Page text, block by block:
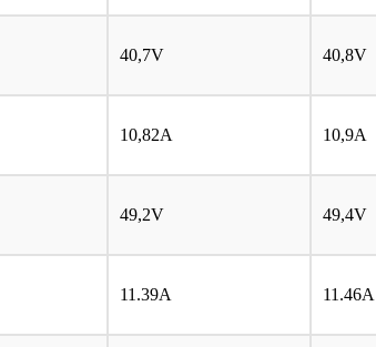
40,7V 40,8V
10,82A 10,9A
49,2V 49,4V
11.39A 11.46A